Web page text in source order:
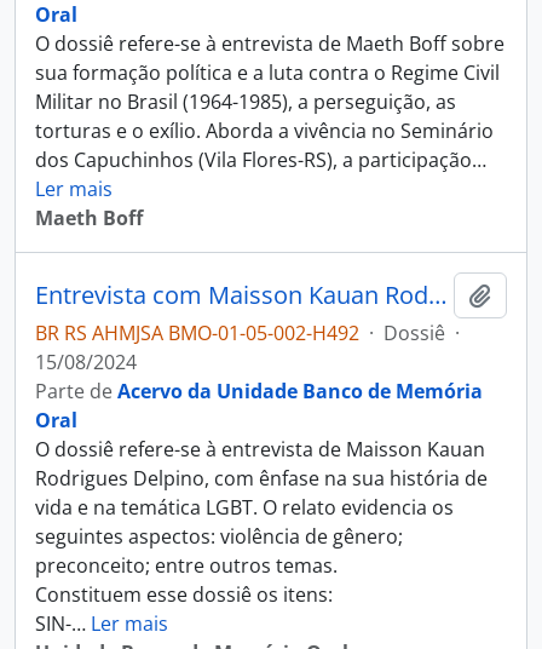
Oral
O dossiê refere-se à entrevista de Maeth Boff sobre
sua formação política e a luta contra o Regime Civil
Militar no Brasil (1964-1985), a perseguição, as
torturas e o exílio. Aborda a vivência no Seminário
dos Capuchinhos (Vila Flores-RS), a participação…
Ler mais
Maeth Boff
Entrevista com Maisson Kauan Rodrigues Delpino
BR RS AHMJSA BMO-01-05-002-H492 · Dossiê ·
15/08/2024
Parte deAcervo da Unidade Banco de Memória
Oral
O dossiê refere-se à entrevista de Maisson Kauan
Rodrigues Delpino, com ênfase na sua história de
vida e na temática LGBT. O relato evidencia os
seguintes aspectos: violência de gênero;
preconceito; entre outros temas.
Constituem esse dossiê os itens:
SIN-… Ler mais